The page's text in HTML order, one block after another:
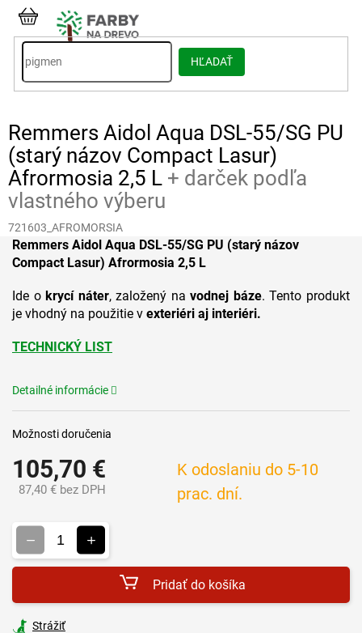
Prejsť
obsah
HĽADAŤ
NÁKUPNÝ
KOŠÍK
Remmers Aidol Aqua DSL-55/SG PU
(starý názov Compact Lasur)
Afrormosia 2,5 L + darček podľa
vlastného výberu
721603_AFROMORSIA
105,70 €
87,40 € bez DPH
K odoslaniu do 5-10
prac. dní.
Možnosti doručenia
Pridať do košíka
Remmers Aidol Aqua DSL-55/SG PU (starý názov
Compact Lasur) Afrormosia 2,5 L
Ide okrycí náter, založený navodnej báze. Tento produkt
je vhodný na použitie v exteriéri aj interiéri.
TECHNICKÝ LIST
Detailné informácie
Strážiť